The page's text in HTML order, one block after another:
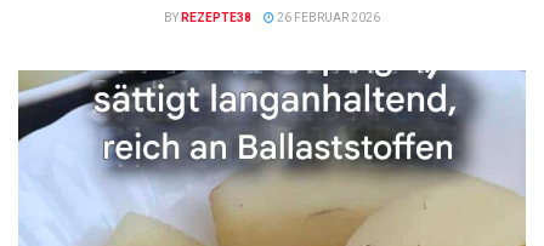
BY REZEPTE38 26 FEBRUAR 2026